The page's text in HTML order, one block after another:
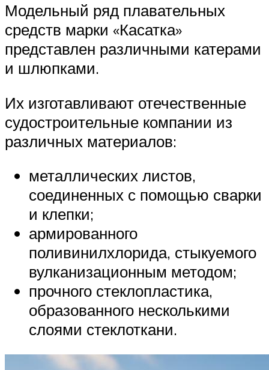
Модельный ряд плавательных
средств марки «Касатка»
представлен различными катерами
и шлюпками.
Их изготавливают отечественные
судостроительные компании из
различных материалов:
металлических листов,
соединенных с помощью сварки
и клепки;
армированного
поливинилхлорида, стыкуемого
вулканизационным методом;
прочного стеклопластика,
образованного несколькими
слоями стеклоткани.